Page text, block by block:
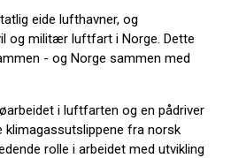
eide lufthavner, og
og militær luftfart i Norge. Dette
- og Norge sammen med
i luftfarten og en pådriver
klimagassutslippene fra norsk
rolle i arbeidet med utvikling